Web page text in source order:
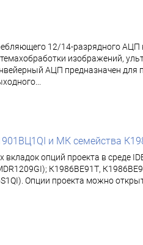
12/14-разрядного АЦП
изображений,
АЦП предназначен для
и МК семейства
вкладок опций проекта в
К1986ВЕ91Т,
Опции проекта можно